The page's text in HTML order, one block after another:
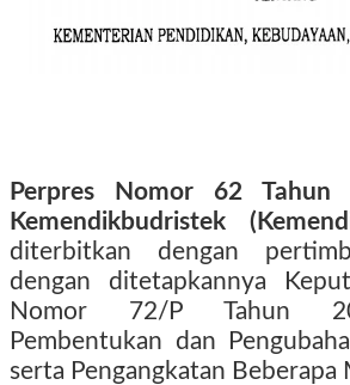
Perpres Nomor 62 Tahun
Kemendikbudristek
diterbitkan dengan
dengan ditetapkannya
Nomor 72/P Tahun
Pembentukan dan
serta Pengangkatan